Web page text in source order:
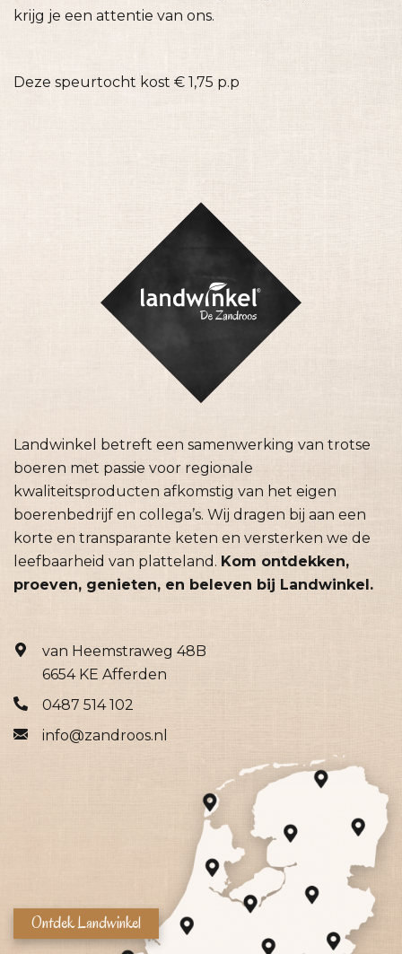
krijg je een attentie van ons.
Deze speurtocht kost € 1,75 p.p
Landwinkel betreft een samenwerking van trotse
boeren met passie voor regionale
kwaliteitsproducten afkomstig van het eigen
boerenbedrijf en collega’s. Wij dragen bij aan een
korte en transparante keten en versterken we de
leefbaarheid van platteland. Kom ontdekken,
proeven, genieten, en beleven bij Landwinkel.
van Heemstraweg 48B
6654 KE Afferden
0487 514 102
info@zandroos.nl
Ontdek Landwinkel